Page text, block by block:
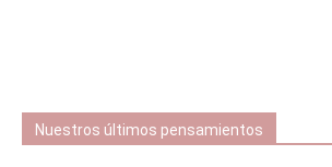
Nuestros últimos pensamientos